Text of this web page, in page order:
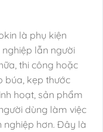
là phụ kiện
lẫn người
thi công hoặc
búa, kẹp thước
hoạt, sản phẩm
dùng làm việc
nghiệp hơn. Đây là